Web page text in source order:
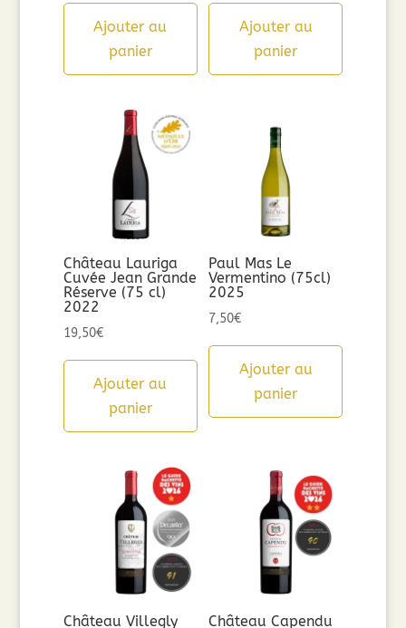
Ajouter au
panier
Ajouter au
panier
Château Lauriga
Cuvée Jean Grande
Réserve (75 cl)
2022
19,50€
Ajouter au
panier
Paul Mas Le
Vermentino (75cl)
2025
7,50€
Ajouter au
panier
Château Villegly
Château Capendu